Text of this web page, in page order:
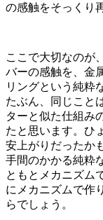
の感触をそっくり
ここで大切なのが
バーの感触を、金
リングという純粋
たぶん、同じこと
ターと似た仕組み
たと思います。ひ
安上がりだったか
手間のかかる純粋
ともとメカニズム
にメカニズムで作
らでしょう。